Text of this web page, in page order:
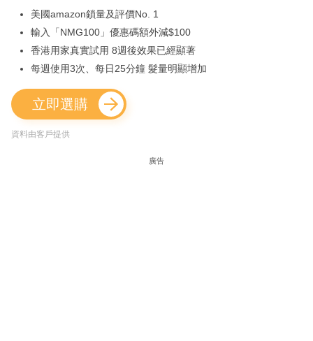
美國amazon鎖量及評價No. 1
輸入「NMG100」優惠碼額外減$100
香港用家真實試用 8週後效果已經顯著
每週使用3次、每日25分鐘 髮量明顯增加
立即選購
資料由客戶提供
廣告